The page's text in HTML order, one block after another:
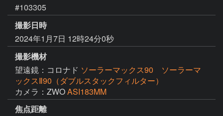
#103305
撮影日時
2024年1月7日 12時24分0秒
撮影機材
望遠鏡：コロナド ソーラーマックス90 ソーラーマ
ックスⅡ90（ダブルスタックフィルター）
カメラ：ZWOASI183MM
焦点距離